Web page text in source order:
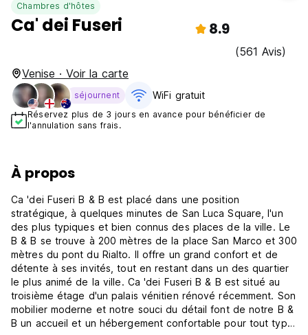
Chambres d'hôtes
Ca' dei Fuseri 8.9
(561 Avis)
Venise · Voir la carte
séjournent WiFi gratuit
Réservez plus de 3 jours en avance pour bénéficier de
l'annulation sans frais.
À propos
Ca 'dei Fuseri B & B est placé dans une position
stratégique, à quelques minutes de San Luca Square, l'un
des plus typiques et bien connus des places de la ville. Le
B & B se trouve à 200 mètres de la place San Marco et 300
mètres du pont du Rialto. Il offre un grand confort et de
détente à ses invités, tout en restant dans un des quartier
le plus animé de la ville. Ca 'dei Fuseri B & B est situé au
troisième étage d'un palais vénitien rénové récemment. Son
mobilier moderne et notre souci du détail font de notre B &
B un accueil et un hébergement confortable pour tout type